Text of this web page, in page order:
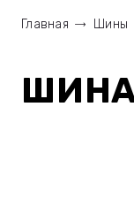
Главная Шины